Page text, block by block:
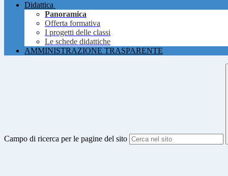
Didattica
Panoramica
Offerta formativa
I progetti delle classi
Le schede didattiche
AMMINISTRAZIONE TRASPARENTE
Campo di ricerca per le pagine del sito